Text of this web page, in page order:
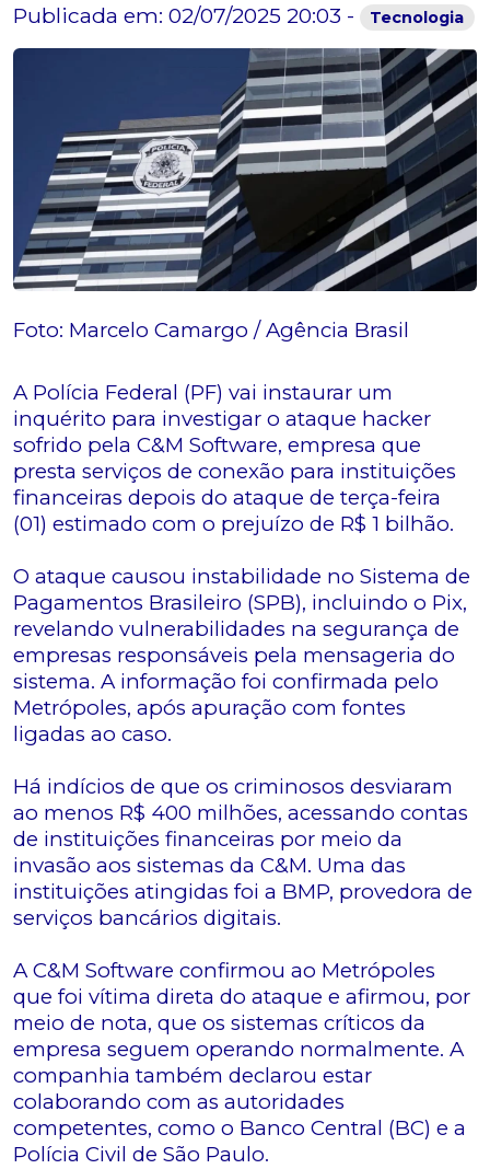
Publicada em: 02/07/2025 20:03 - Tecnologia
Foto: Marcelo Camargo / Agência Brasil
A Polícia Federal (PF) vai instaurar um
inquérito para investigar o ataque hacker
sofrido pela C&M Software, empresa que
presta serviços de conexão para instituições
financeiras depois do ataque de terça-feira
(01) estimado com o prejuízo de R$ 1 bilhão.
O ataque causou instabilidade no Sistema de
Pagamentos Brasileiro (SPB), incluindo o Pix,
revelando vulnerabilidades na segurança de
empresas responsáveis pela mensageria do
sistema. A informação foi confirmada pelo
Metrópoles, após apuração com fontes
ligadas ao caso.
Há indícios de que os criminosos desviaram
ao menos R$ 400 milhões, acessando contas
de instituições financeiras por meio da
invasão aos sistemas da C&M. Uma das
instituições atingidas foi a BMP, provedora de
serviços bancários digitais.
A C&M Software confirmou ao Metrópoles
que foi vítima direta do ataque e afirmou, por
meio de nota, que os sistemas críticos da
empresa seguem operando normalmente. A
companhia também declarou estar
colaborando com as autoridades
competentes, como o Banco Central (BC) e a
Polícia Civil de São Paulo.